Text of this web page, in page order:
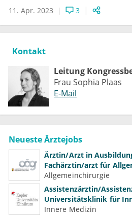
11. Apr. 2023 3
Kontakt
Leitung
Frau Sophia Plaas
E-Mail
Neueste Ärztejobs
Ärztin/Arzt in
Fachärztin/arzt für
Gefäßchirurgie
Allgemeinchirurgie
Assistenzärztin/
Universitätsklinik für
Innere Medizin